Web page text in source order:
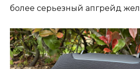
более серьезный апгрейд